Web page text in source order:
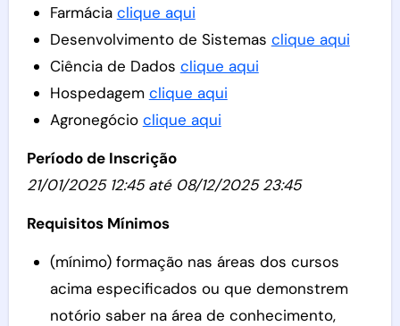
Farmácia clique aqui
Desenvolvimento de Sistemas clique aqui
Ciência de Dados clique aqui
Hospedagem clique aqui
Agronegócio clique aqui
Período de Inscrição
21/01/2025 12:45 até 08/12/2025 23:45
Requisitos Mínimos
(mínimo) formação nas áreas dos cursos
acima especificados ou que demonstrem
notório saber na área de conhecimento,